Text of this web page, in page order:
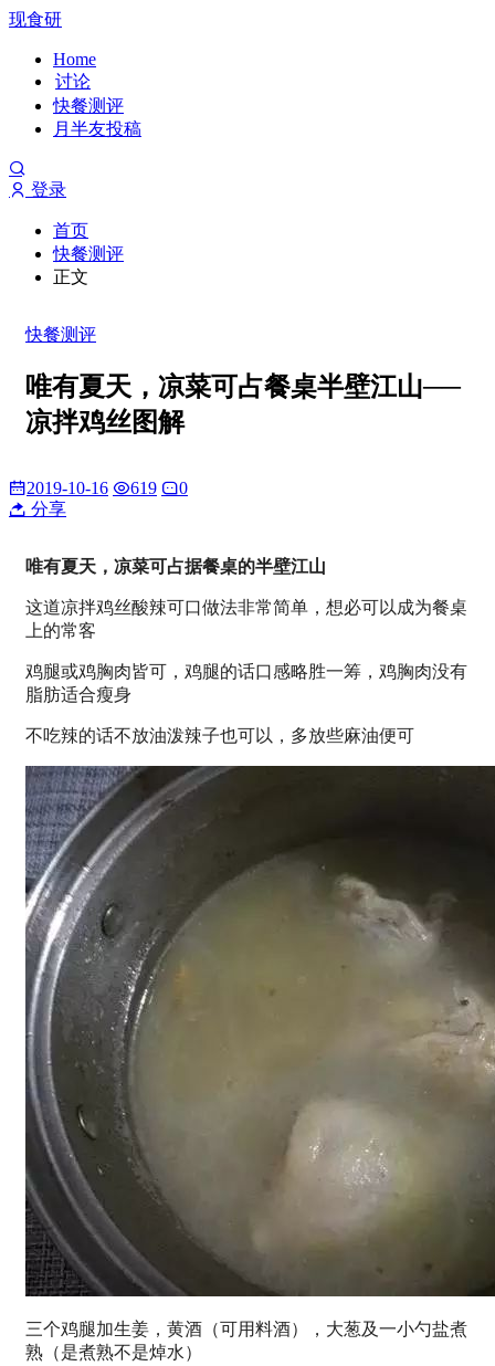
现食研
Home
讨论
快餐测评
月半友投稿
登录
首页
快餐测评
正文
快餐测评
唯有夏天，凉菜可占餐桌半壁江山──
凉拌鸡丝图解
2019-10-16 619
0
分享
唯有夏天，凉菜可占据餐桌的半壁江山
这道凉拌鸡丝酸辣可口做法非常简单，想必可以成为餐桌
上的常客
鸡腿或鸡胸肉皆可，鸡腿的话口感略胜一筹，鸡胸肉没有
脂肪适合瘦身
不吃辣的话不放油泼辣子也可以，多放些麻油便可
三个鸡腿加生姜，黄酒（可用料酒），大葱及一小勺盐煮
熟（是煮熟不是焯水）